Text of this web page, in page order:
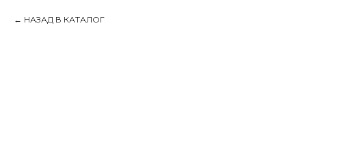
НАЗАД В КАТАЛОГ